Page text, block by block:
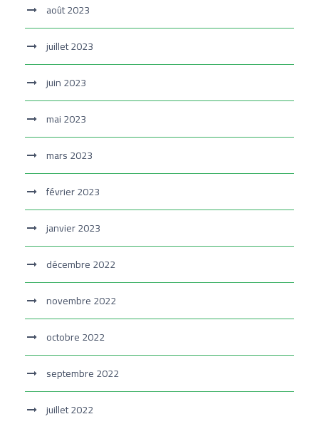
août 2023
juillet 2023
juin 2023
mai 2023
mars 2023
février 2023
janvier 2023
décembre 2022
novembre 2022
octobre 2022
septembre 2022
juillet 2022